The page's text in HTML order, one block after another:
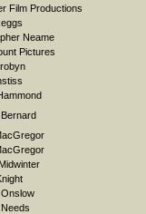
Film Productions
Neame
Pictures